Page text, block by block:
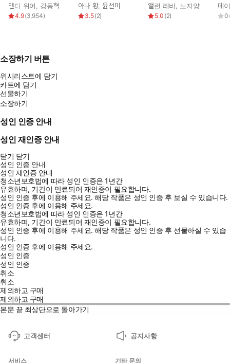
앤디 위어 강동혁
4.9(3,954)
아나 황,윤선미
3.5(2)
앨런 레비 노지양
5.0 (2)
데
0
소장하기 버튼
위시리스트에 담기
카트에 담기
선물하기
소장하기
성인 인증 안내
성인 재인증 안내
닫기 닫기
성인 인증 안내
성인 재인증 안내
청소년보호법에 따라 성인 인증은 1년간
유효하며, 기간이 만료되어 재인증이 필요합니다.
성인 인증 후에 이용해 주세요.해당 작품은 성인 인증 후 보실 수 있습니다.
성인 인증 후에 이용해 주세요.
청소년보호법에 따라 성인 인증은 1년간
유효하며, 기간이 만료되어 재인증이 필요합니다.
성인 인증 후에 이용해 주세요.해당 작품은 성인 인증 후 선물하실 수 있습
니다.
성인 인증 후에 이용해 주세요.
성인 인증
성인 인증
취소
취소
제외하고 구매
제외하고 구매
본문 끝 최상단으로 돌아가기
고객센터 공지사항
서비스
기타 문의